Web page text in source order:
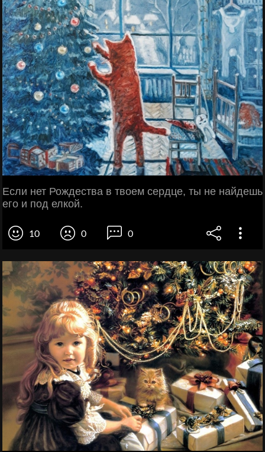
Если нет Рождества в твоем сердце, ты не найдешь
его и под елкой.
10 0 0